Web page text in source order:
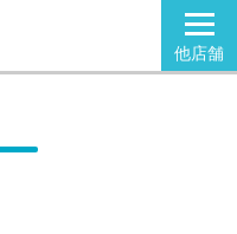
他店舗